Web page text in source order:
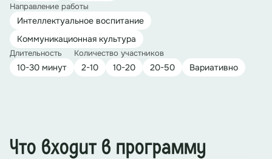
Направление работы
Интеллектуальное воспитание
Коммуникационная культура
Длительность
10-30 минут
Количество участников
2-10 10-20 20-50 Вариативно
Что входит в программу